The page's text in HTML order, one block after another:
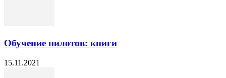
Обучение пилотов: книги
15.11.2021